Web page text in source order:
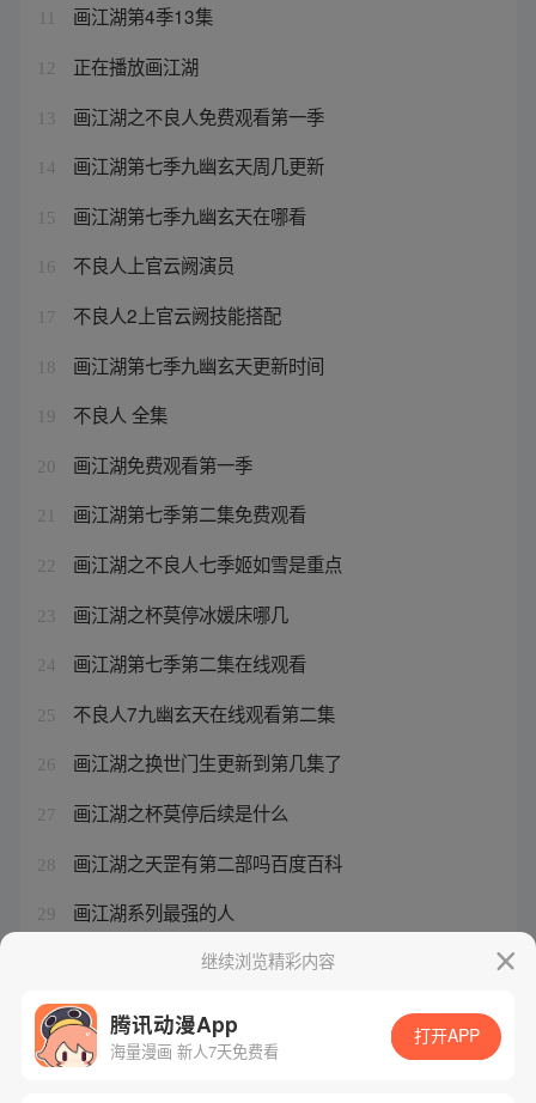
画江湖第4季13集
12 正在播放画江湖
13 画江湖之不良人免费观看第一季
14 画江湖第七季九幽玄天周几更新
15 画江湖第七季九幽玄天在哪看
16 不良人上官云阙演员
17 不良人2上官云阙技能搭配
18 画江湖第七季九幽玄天更新时间
19 不良人 全集
20 画江湖免费观看第一季
21 画江湖第七季第二集免费观看
22 画江湖之不良人七季姬如雪是重点
23 画江湖之杯莫停冰媛床哪几
24 画江湖第七季第二集在线观看
25 不良人7九幽玄天在线观看第二集
26 画江湖之换世门生更新到第几集了
27 画江湖之杯莫停后续是什么
28 画江湖之天罡有第二部吗百度百科
29 画江湖系列最强的人
画江湖第七季第一集剧情介绍
继续浏览精彩内容
腾讯动漫App
海量漫画 新人7天免费看
打开APP